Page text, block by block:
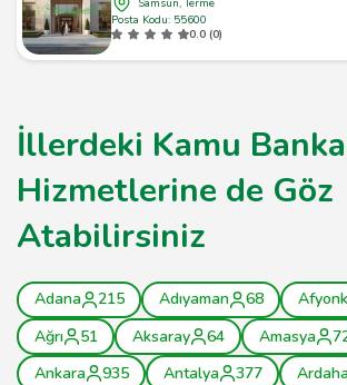
Posta Kodu: 55600
0.0 (0)
İllerdeki Kamu
Hizmetlerine de Göz
Atabilirsiniz
Adana 215 Adıyaman 68
Ağrı
51 Aksaray 64 Amasya
Ankara
935 Antalya 377